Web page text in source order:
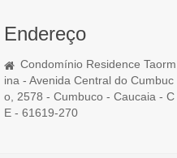
Endereço
Condomínio Residence Taorm
ina - Avenida Central do Cumbuc
o, 2578 - Cumbuco - Caucaia - C
E - 61619-270